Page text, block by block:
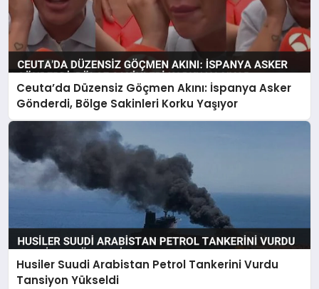
Ceuta’da Düzensiz Göçmen Akını: İspanya Asker
Gönderdi, Bölge Sakinleri Korku Yaşıyor
Husiler Suudi Arabistan Petrol Tankerini Vurdu
Tansiyon Yükseldi